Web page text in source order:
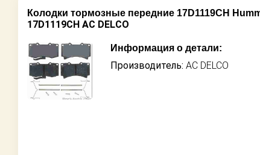
Колодки тормозные передние 17D1119CH
17D1119CH AC DELCO
Информация о детали:
Производитель: AC DELCO